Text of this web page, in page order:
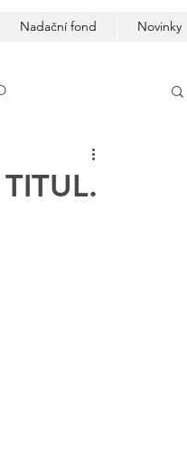
Nadační fond Novinky